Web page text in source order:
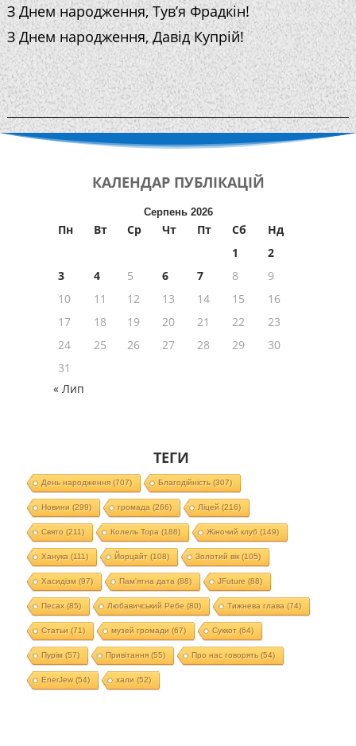
З Днем народження, Тув’я Фрадкін!
З Днем народження, Давід Купрій!
КАЛЕНДАР ПУБЛІКАЦІЙ
Серпень 2026
Пн Вт Ср Чт Пт Сб
Нд
1
2
3
4 5 6 7 8
9
10
11 12 13 14 15
16
17
18 19 20 21 22
23
24
25 26 27 28 29
30
31
« Лип
ТЕГИ
День народження(707) Благодійність (307)
Новини (299) громада (266) Ліцей (216)
Свято (211) Колель Тора (188) Жіночий клуб (149)
Ханука (111) Йорцайт (108) Золотий вік(105)
Хасидізм (97) Пам'ятна дата (88) JFuture (88)
Песах(85) Любавичський Ребе (80) Тижнева глава (74)
Статьи (71) музей громади (67) Суккот (64)
Пурім (57) Привітання(55) Про нас говорять (54)
EnerJew(54) хали (52)